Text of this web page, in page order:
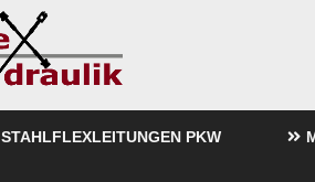
STAHLFLEXLEITUNGEN PKW